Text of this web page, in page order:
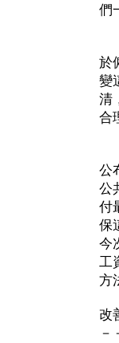
們
於
變
清
合
公
公
付
保
今
工
方
改
－